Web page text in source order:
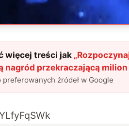
więcej treści jak „
nagród przekraczającą milion
preferowanych źródeł w Google